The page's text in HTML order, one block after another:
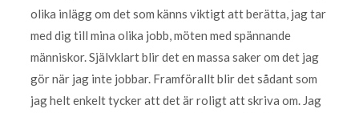
olika inlägg om det som känns viktigt att berätta, jag tar
med dig till mina olika jobb, möten med spännande
människor. Självklart blir det en massa saker om det jag
gör när jag inte jobbar. Framförallt blir det sådant som
jag helt enkelt tycker att det är roligt att skriva om. Jag